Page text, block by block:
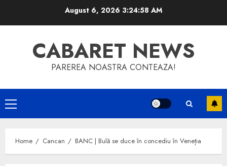
August 6, 2026 3:24:58 AM
CABARET NEWS
PAREREA NOASTRA CONTEAZA!
Primary
Menu
Home Cancan BANC | Bulă se duce în concediu în Veneția